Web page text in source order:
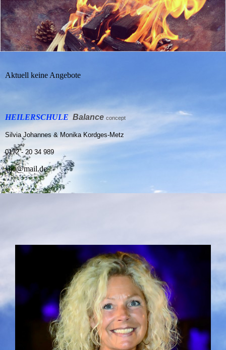
Aktuell keine Angebote
HEILERSCHULE Balance concept
Silvia Johannes & Monika Kordges-Metz
0172 - 20 34 989
sijo@mail.de